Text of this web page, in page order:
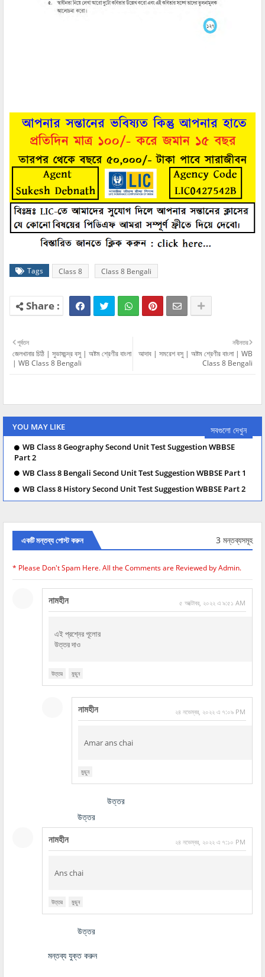
Tags Class 8 Class 8 Bengali
নবীনতর
আদাব | সমরেশ বসু | অষ্টম শ্রেণীর বাংলা | WB
Class 8 Bengali
পূর্বতন
জেলখানার চিঠি | সুভাষচন্দ্র বসু | অষ্টম শ্রেণীর বাংলা
| WB Class 8 Bengali
YOU MAY LIKE সবগুলো দেখুন
WB Class 8 Geography Second Unit Test Suggestion WBBSE
Part 2
WB Class 8 Bengali Second Unit Test Suggestion WBBSE Part 1
WB Class 8 History Second Unit Test Suggestion WBBSE Part 2
একটি মন্তব্য পোস্ট করুন 3 মন্তব্যসমূহ
* Please Don't Spam Here. All the Comments are Reviewed by Admin.
নামহীন ৫ অক্টোবর, ২০২২ এ ৯:৫১ AM
এই প্রশ্নের গূলোর
উত্তর দাও
উত্তর মুছুন
নামহীন ২৪ নভেম্বর, ২০২২ এ ৭:০৯ PM
Amar ans chai
মুছুন
উত্তর
উত্তর
নামহীন ২৪ নভেম্বর, ২০২২ এ ৭:১০ PM
Ans chai
উত্তর মুছুন
উত্তর
মন্তব্য যুক্ত করুন